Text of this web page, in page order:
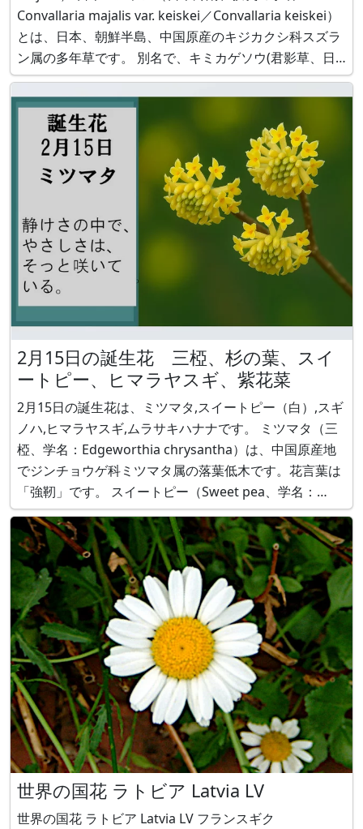
Convallaria majalis var. keiskei／Convallaria keiskei）
とは、日本、朝鮮半島、中国原産のキジカクシ科スズラ
ン属の多年草です。 別名で、キミカゲソウ(君影草、日
本スズラン) 、英名では Lily of the valley とも呼ばれま
す
2月15日の誕生花 三椏、杉の葉、スイ
ートピー、ヒマラヤスギ、紫花菜
2月15日の誕生花は、ミツマタ,スイートピー（白）,スギ
ノハ,ヒマラヤスギ,ムラサキハナナです。 ミツマタ（三
椏、学名：Edgeworthia chrysantha）は、中国原産地
でジンチョウゲ科ミツマタ属の落葉低木です。花言葉は
「強靭」です。 スイートピー（Sweet pea、学名：
Lathyrus odoratus） は、シシリー島（イタリア）原産
で、マメ科レンリソウ属の蔓性一年生草本で
世界の国花 ラトビア Latvia LV
世界の国花 ラトビア Latvia LV フランスギク